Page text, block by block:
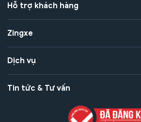
Hỗ trợ khách hàng
Zingxe
Dịch vụ
Tin tức & Tư vấn